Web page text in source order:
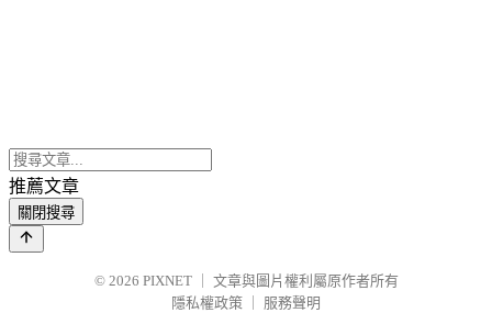
推薦文章
關閉搜尋
© 2026 PIXNET
文章與圖片權利屬原作者所有
隱私權政策
服務聲明